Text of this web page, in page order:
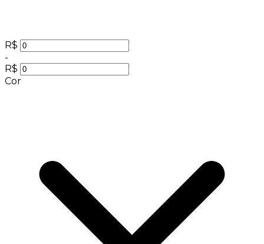
R$
-
R$
Cor